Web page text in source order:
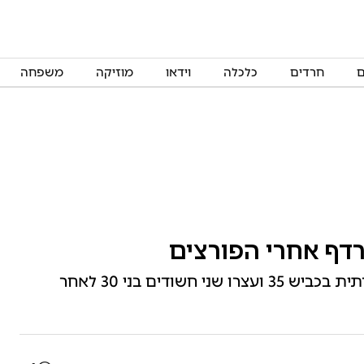
חרדים כלכלה וידאו מוזיקה משפחה
אחרי הפורצים
השוטרים ניהלו מרדף אחרי חוליית פורצים סדרתית בכביש 35 ועצרו שני חשודים בני 30 לאחר